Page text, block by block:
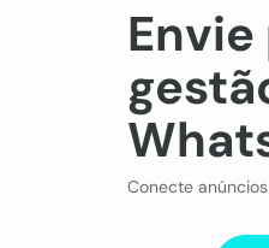
Conecte